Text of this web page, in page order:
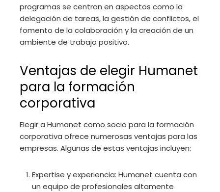
programas se centran en aspectos como la
delegación de tareas, la gestión de conflictos, el
fomento de la colaboración y la creación de un
ambiente de trabajo positivo.
Ventajas de elegir Humanet
para la formación
corporativa
Elegir a Humanet como socio para la formación
corporativa ofrece numerosas ventajas para las
empresas. Algunas de estas ventajas incluyen:
Expertise y experiencia: Humanet cuenta con
un equipo de profesionales altamente